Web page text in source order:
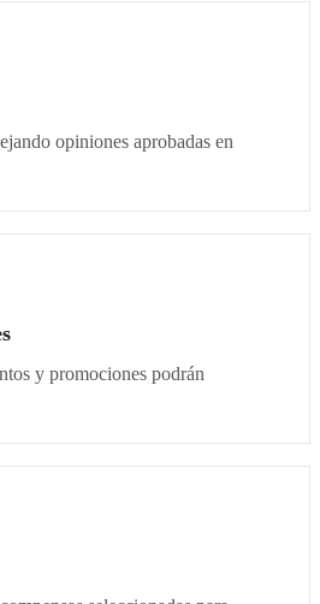
opiniones aprobadas en
y promociones podrán